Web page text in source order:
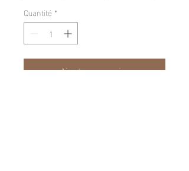
Quantité *
Ajouter au panier